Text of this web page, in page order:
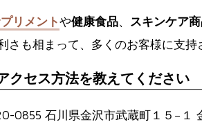
リメントや健康食品、 スキンケア
さも相まって、多くのお客様に支持
クセス方法を教えてください
0855 石川県金沢市武蔵町１５−１